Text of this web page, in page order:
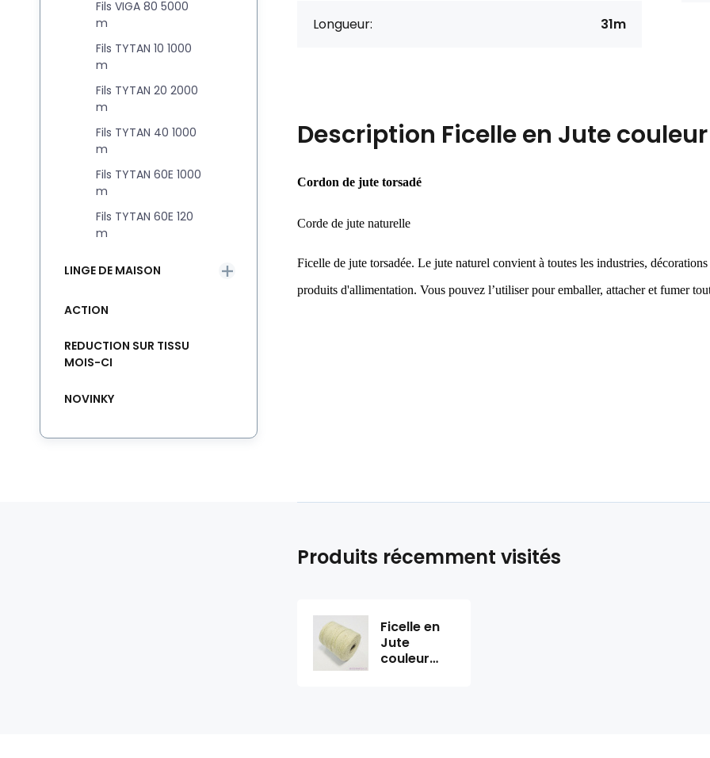
Longueur: 31m
Description Ficelle en Jute
Cordon de jute torsadé
Corde de jute naturelle
Ficelle de jute torsadée. Le jute naturel convient à toutes les industries,
produits d'allimentation. Vous pouvez l’utiliser pour emballer, attacher et fumer
Fils VIGA 80 5000
m
Fils TYTAN 10 1000
m
Fils TYTAN 20 2000
m
Fils TYTAN 40 1000
m
Fils TYTAN 60E 1000
m
Fils TYTAN 60E 120
m
LINGE DE MAISON
ACTION
REDUCTION SUR TISSU
MOIS-CI
NOVINKY
Produits récemment visités
Ficelle en
Jute
couleur